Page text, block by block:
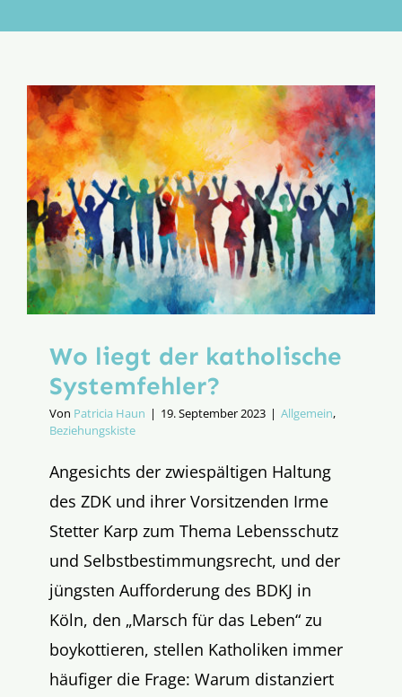
Aktion
Wo liegt der katholische
Systemfehler?
Von Patricia Haun | 19. September 2023 | Allgemein,
Beziehungskiste
Angesichts der zwiespältigen Haltung
des ZDK und ihrer Vorsitzenden Irme
Stetter Karp zum Thema Lebensschutz
und Selbstbestimmungsrecht, und der
jüngsten Aufforderung des BDKJ in
Köln, den „Marsch für das Leben“ zu
boykottieren, stellen Katholiken immer
häufiger die Frage: Warum distanziert